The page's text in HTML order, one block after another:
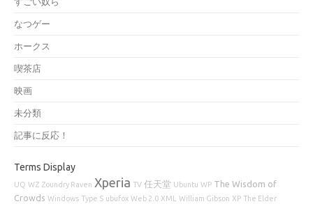
なつゲー
ホークス
喫茶店
映画
未分類
記事に反応！
Terms Display
UQ WZ Zoundry Raven Xperia TV 任天堂 Ubuntu WP The Wisdom of
Crowds Windows Type S ubufox Web 2.0 XML William Gibson XP The Elder